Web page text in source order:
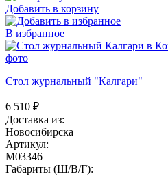
Добавить в корзину
В избранное
Стол журнальный "Калгари"
6 510 ₽
Доставка из:
Новосибирска
Артикул:
M03346
Габариты (Ш/В/Г):